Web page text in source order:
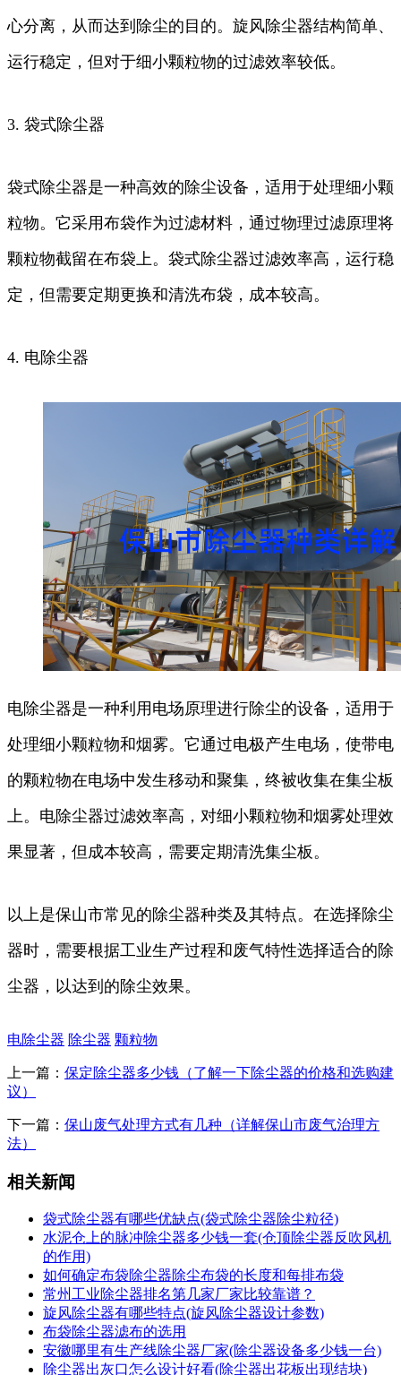
心分离，从而达到除尘的目的。旋风除尘器结构简单、
运行稳定，但对于细小颗粒物的过滤效率较低。
3. 袋式除尘器
袋式除尘器是一种高效的除尘设备，适用于处理细小颗
粒物。它采用布袋作为过滤材料，通过物理过滤原理将
颗粒物截留在布袋上。袋式除尘器过滤效率高，运行稳
定，但需要定期更换和清洗布袋，成本较高。
4. 电除尘器
电除尘器是一种利用电场原理进行除尘的设备，适用于
处理细小颗粒物和烟雾。它通过电极产生电场，使带电
的颗粒物在电场中发生移动和聚集，终被收集在集尘板
上。电除尘器过滤效率高，对细小颗粒物和烟雾处理效
果显著，但成本较高，需要定期清洗集尘板。
以上是保山市常见的除尘器种类及其特点。在选择除尘
器时，需要根据工业生产过程和废气特性选择适合的除
尘器，以达到的除尘效果。
电除尘器 除尘器 颗粒物
上一篇： 保定除尘器多少钱（了解一下除尘器的价格和选购建
议）
下一篇： 保山废气处理方式有几种（详解保山市废气治理方
法）
相关新闻
袋式除尘器有哪些优缺点(袋式除尘器除尘粒径)
水泥仓上的脉冲除尘器多少钱一套(仓顶除尘器反吹风机
的作用)
如何确定布袋除尘器除尘布袋的长度和每排布袋
常州工业除尘器排名第几家厂家比较靠谱？
旋风除尘器有哪些特点(旋风除尘器设计参数)
布袋除尘器滤布的选用
安徽哪里有生产线除尘器厂家(除尘器设备多少钱一台)
除尘器出灰口怎么设计好看(除尘器出花板出现结块)